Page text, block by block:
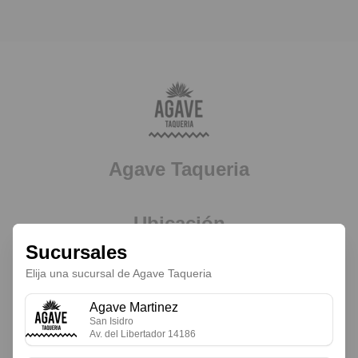
Agave Taqueria
Ubicación
Nuñez 1539, Ciudad Autónoma de Buenos Aires
© 2026 Agave Taqueria
Sucursales
Elija una sucursal de Agave Taqueria
Agave Martinez
San Isidro
Av. del Libertador 14186